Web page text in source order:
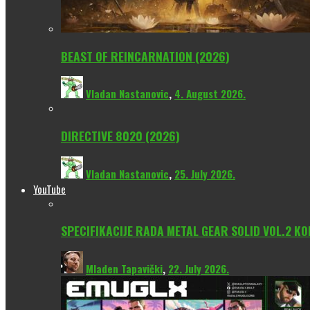
BEAST OF REINCARNATION (2026)
Vladan Nastanovic, 4. August 2026.
DIRECTIVE 8020 (2026)
Vladan Nastanovic, 25. July 2026.
YouTube
SPECIFIKACIJE RADA METAL GEAR SOLID VOL.2
Mladen Tapavički, 22. July 2026.